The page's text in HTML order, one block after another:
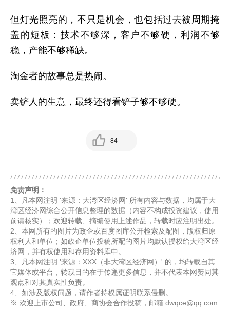
但灯光照亮的，不只是机会，也包括过去被周期掩
盖的短板：技术不够深，客户不够硬，利润不够
稳，产能不够稀缺。
淘金者的故事总是热闹。
卖铲人的生意，最终还得看铲子够不够硬。
84
免责声明：
1、凡本网注明 '来源：大湾区经济网' 所有内容与数据，均属于大
湾区经济网综合公开信息整理的数据（内容不构成投资建议，使用
前请核实）；欢迎转载、摘编使用上述作品，转载时应注明出处。
2、本网所有的图片为政企或百度图库公开检索及配图，版权归原
权利人和单位；如政企单位投稿所配的图片均默认授权给大湾区经
济网，并有权使用和存用资料库中。
3、凡本网注明 '来源：XXX（非大湾区经济网）' 的，均转载自其
它媒体或平台，转载目的在于传递更多信息，并不代表本网赞同其
观点和对其真实性负责。
4、如涉及版权问题，请作者持权属证明联系侵删。
※ 欢迎上市公司、政府、商协会合作投稿，邮箱:dwqce@qq.com